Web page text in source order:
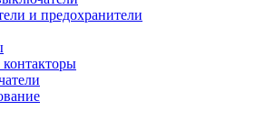
и предохранители